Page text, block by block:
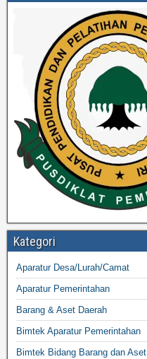
Kategori
Aparatur Desa/Lurah/Camat
Aparatur Pemerintahan
Barang & Aset Daerah
Bimtek Aparatur Pemerintahan
Bimtek Bidang Barang dan Aset